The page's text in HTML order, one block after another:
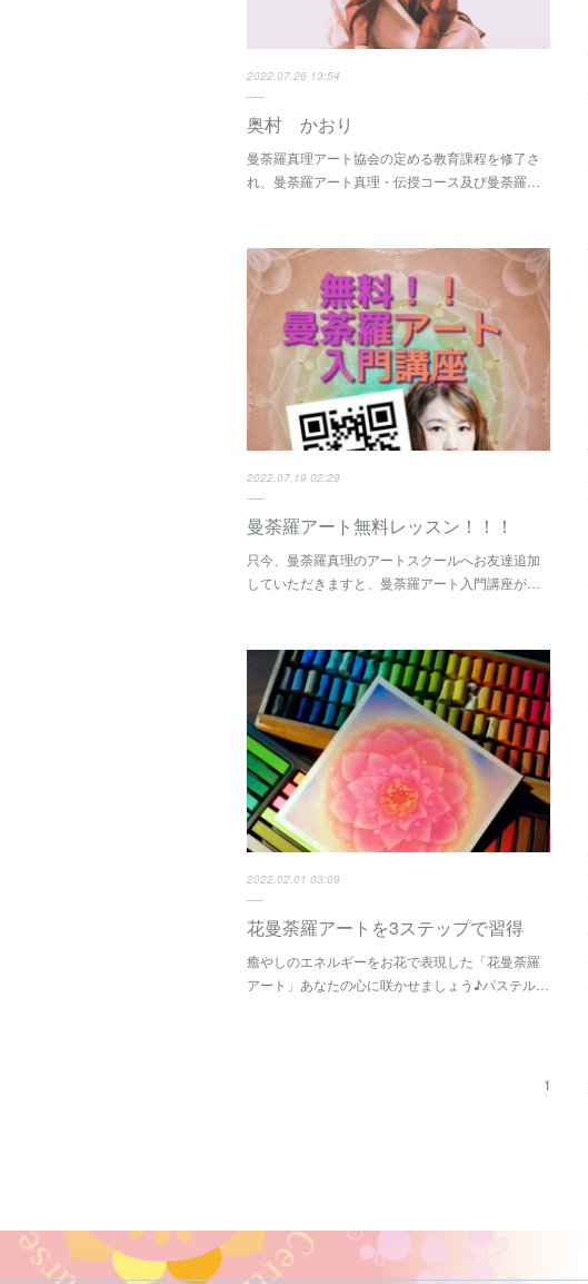
2022.07.26 13:54
奥村 かおり
曼荼羅真理アート協会の定める教育課程を修了さ
れ、曼荼羅アート真理・伝授コース及び曼荼羅…
2022.07.19 02:29
曼荼羅アート無料レッスン！！！
只今、曼荼羅真理のアートスクールへお友達追加
していただきますと、曼荼羅アート入門講座が…
2022.02.01 03:09
花曼荼羅アートを3ステップで習得
癒やしのエネルギーをお花で表現した「花曼荼羅
アート」あなたの心に咲かせましょう♪パステル…
1